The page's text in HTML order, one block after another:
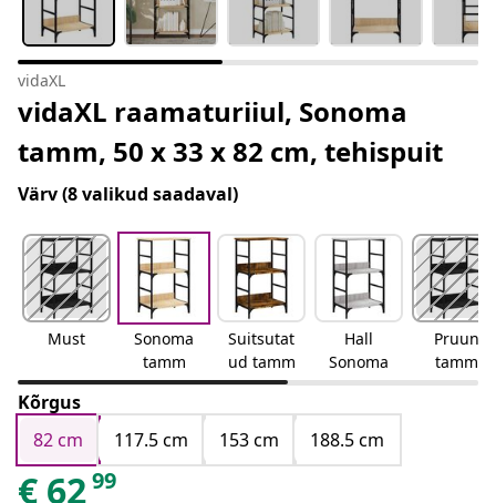
vidaXL
vidaXL raamaturiiul, Sonoma
tamm, 50 x 33 x 82 cm, tehispuit
Värv(8 valikud saadaval)
Must
Sonoma
tamm
Suitsutat
ud tamm
Hall
Sonoma
Pruun
tamm
Kõrgus
82 cm
117.5 cm 153 cm 188.5 cm
€ 6299